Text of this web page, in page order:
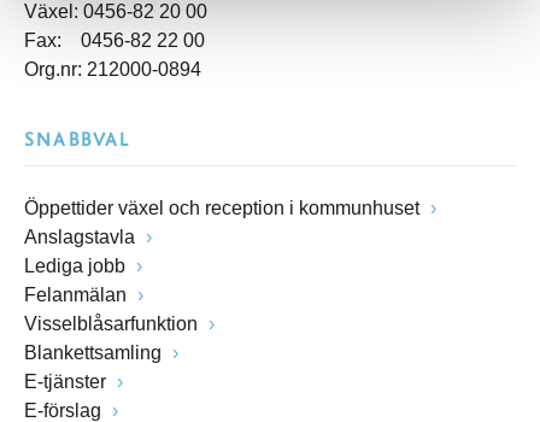
Växel: 0456-82 20 00
Fax: 0456-82 22 00
Org.nr: 212000-0894
SNABBVAL
Öppettider växel och reception i kommunhuset
Anslagstavla
Lediga jobb
Felanmälan
Visselblåsarfunktion
Blankettsamling
E-tjänster
E-förslag